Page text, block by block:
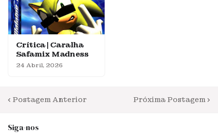
Crítica | Caralha
Safamix Madness
24 Abril, 2026
Postagem Anterior Próxima Postagem
Siga-nos